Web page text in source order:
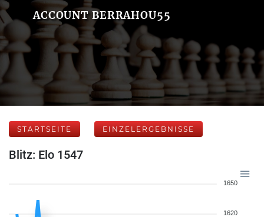
ACCOUNT BERRAHOU55
STARTSEITE EINZELERGEBNISSE
Blitz: Elo 1547
1650
1620